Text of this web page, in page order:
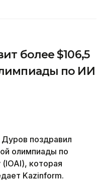
более $106,5
по ИИ
поздравил
олимпиады по
которая
Kazinform.